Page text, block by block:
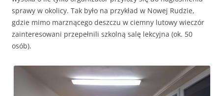
sprawy w okolicy. Tak było na przykład w Nowej Rudzie,
gdzie mimo marznącego deszczu w ciemny lutowy wieczór
zainteresowani przepełnili szkolną salę lekcyjna (ok. 50
osób).